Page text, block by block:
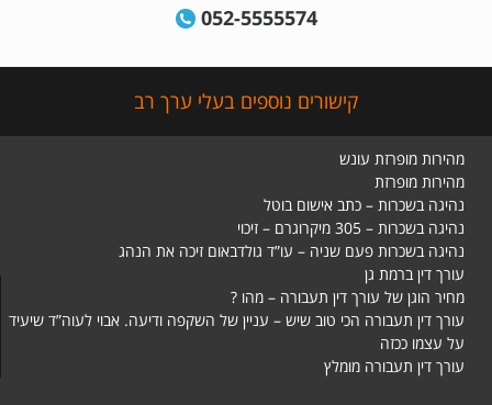
052-5555574
קישורים נוספים בעלי ערך רב
מהירות מופרזת עונש
מהירות מופרזת
נהיגה בשכרות – כתב אישום בוטל
נהיגה בשכרות – 305 מיקרוגרם – זיכוי
נהיגה בשכרות פעם שניה – עו”ד גולדבאום זיכה את הנהג
עורך דין ברמת גן
מחיר הוגן של עורך דין תעבורה – מהו ?
עורך דין תעבורה הכי טוב שיש – עניין של השקפה ודיעה. אבוי לעוה”ד שיעיד
על עצמו ככזה
עורך דין תעבורה מומלץ